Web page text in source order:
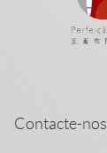
Contacte-nos